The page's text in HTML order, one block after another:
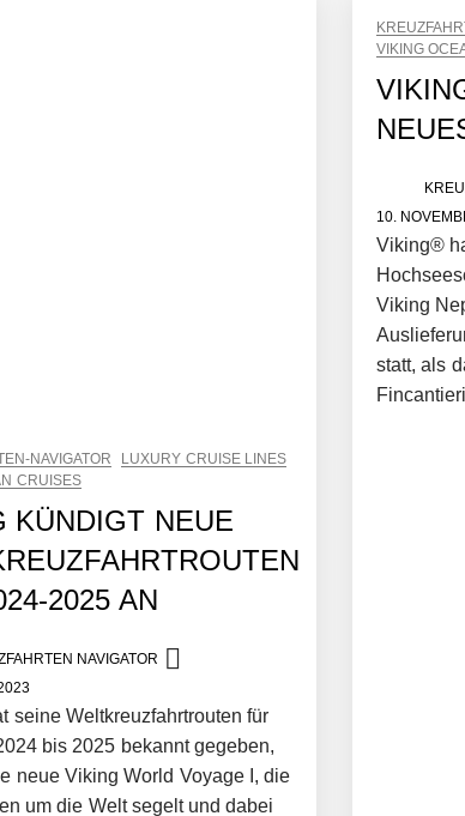
NAVIGATOR
LUXURY CRUISE LINES
CRUISES
KÜNDIGT NEUE
2025 AN
NAVIGATOR
seine Weltkreuzfahrtrouten für
bis 2025 bekannt gegeben,
neue Viking World Voyage I, die
um die Welt segelt und dabei
VIKING
10.
Viking®
Viking
statt, als